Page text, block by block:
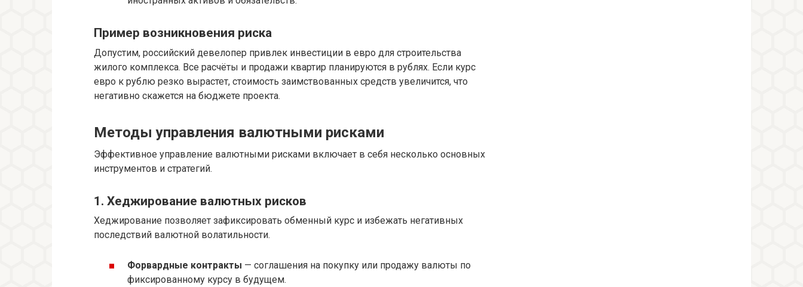
Пример возникновения риска
Допустим, российский девелопер привлек инвестиции в евро для строительства
жилого комплекса. Все расчёты и продажи квартир планируются в рублях. Если курс
евро к рублю резко вырастет, стоимость заимствованных средств увеличится, что
негативно скажется на бюджете проекта.
Методы управления валютными рисками
Эффективное управление валютными рисками включает в себя несколько основных
инструментов и стратегий.
1. Хеджирование валютных рисков
Хеджирование позволяет зафиксировать обменный курс и избежать негативных
последствий валютной волатильности.
Форвардные контракты — соглашения на покупку или продажу валюты по
фиксированному курсу в будущем.